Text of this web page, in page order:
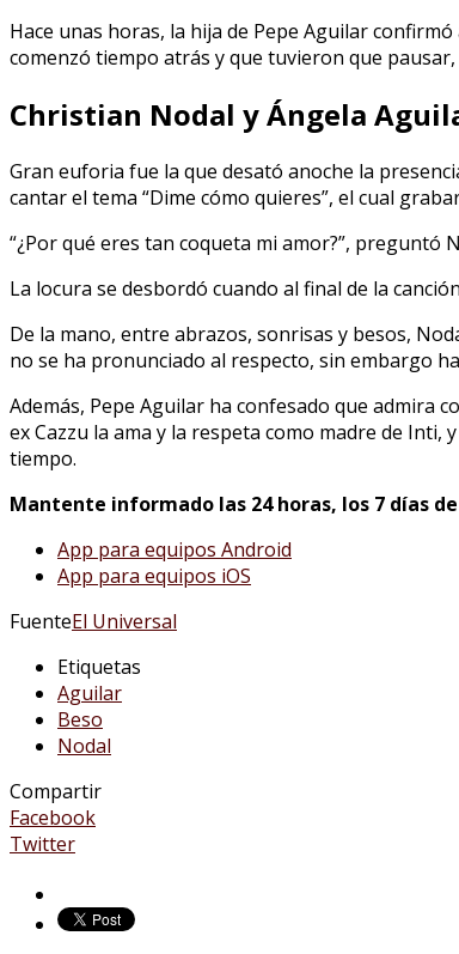
Hace unas horas, la hija de Pepe Aguilar
comenzó tiempo atrás y que tuvieron que
Christian Nodal y Ángela
Gran euforia fue la que desató anoche la
cantar el tema “Dime cómo quieres”, el cual
“¿Por qué eres tan coqueta mi amor?”, preguntó
La locura se desbordó cuando al final de la
De la mano, entre abrazos, sonrisas y besos,
no se ha pronunciado al respecto, sin embargo
Además, Pepe Aguilar ha confesado que admira
ex Cazzu la ama y la respeta como madre de
tiempo.
Mantente informado las 24 horas, los 7 días
App para equipos Android
App para equipos iOS
FuenteEl Universal
Etiquetas
Aguilar
Beso
Nodal
Compartir
Facebook
Twitter